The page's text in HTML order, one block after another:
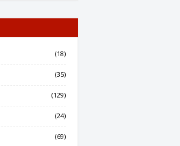
(18)
(35)
(129)
(24)
(69)